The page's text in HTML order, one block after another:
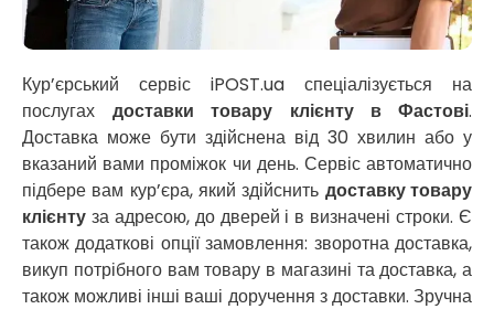
Кур’єрський сервіс iPOST.ua спеціалізується на
послугахдоставки товару клієнту в Фастові.
Доставка може бути здійснена від 30 хвилин або у
вказаний вами проміжок чи день. Сервіс автоматично
підбере вам кур’єра, який здійснить доставку товару
клієнту за адресою, до дверей і в визначені строки. Є
також додаткові опції замовлення: зворотна доставка,
викуп потрібного вам товару в магазині та доставка, а
також можливі інші ваші доручення з доставки. Зручна
Новоолександрівка
Новомосковськ
Новосілки
Нововолинськ
Обухів
Обухівка
Одеса
Острог
Павлоград
Переяслав
Первомайськ